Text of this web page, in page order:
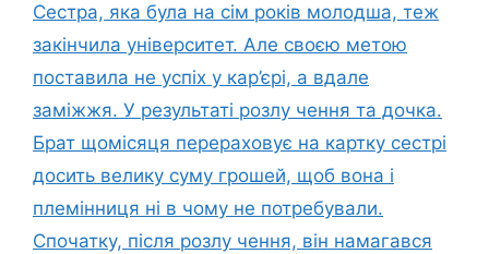
Сестра, яка була на сім років молодша, теж
закінчила університет. Але своєю метою
поставила не успіх у кар’єрі, а вдале
заміжжя. У результаті розлу чення та дочка.
Брат щомісяця перераховує на картку сестрі
досить велику суму грошей, щоб вона і
племінниця ні в чому не потребували.
Спочатку, після розлу чення, він намагався